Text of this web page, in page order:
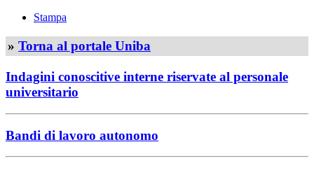
Stampa
» Torna al portale Uniba
Indagini conoscitive interne riservate al personale
universitario
Bandi di lavoro autonomo